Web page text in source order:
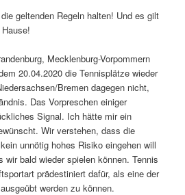
geltenden Regeln halten! Und es gilt
Mecklenburg-Vorpommern
20.04.2020 die Tennisplätze wieder
Bremen dagegen nicht,
Das Vorpreschen einiger
Signal. Ich hätte mir ein
Wir verstehen, dass die
unnötig hohes Risiko eingehen will
wir bald wieder spielen können. Tennis
prädestiniert dafür, als eine der
werden zu können.